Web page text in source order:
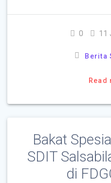
0 11
Berita
Read
Bakat
SDIT
di